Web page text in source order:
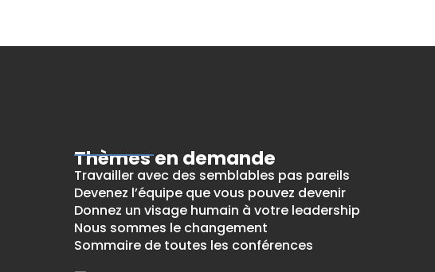
Thèmes en demande
Travailler avec des semblables pas pareils
Devenez l’équipe que vous pouvez devenir
Donnez un visage humain à votre leadership
Nous sommes le changement
Sommaire de toutes les conférences